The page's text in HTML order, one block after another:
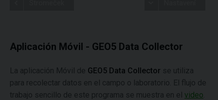
Aplicación Móvil - GEO5 Data Collector
La aplicación Móvil de GEO5 Data Collector se utiliza
para recolectar datos en el campo o laboratorio. El flujo de
trabajo sencillo de este programa se muestra en el video